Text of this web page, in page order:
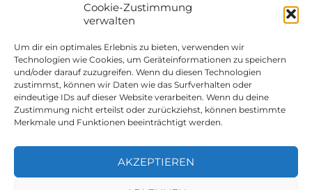
Cookie-Zustimmung
verwalten
Um dir ein optimales Erlebnis zu bieten, verwenden wir
Technologien wie Cookies, um Geräteinformationen zu speichern
und/oder darauf zuzugreifen. Wenn du diesen Technologien
zustimmst, können wir Daten wie das Surfverhalten oder
eindeutige IDs auf dieser Website verarbeiten. Wenn du deine
Zustimmung nicht erteilst oder zurückziehst, können bestimmte
Merkmale und Funktionen beeinträchtigt werden.
AKZEPTIEREN
© 2026 NIBUE